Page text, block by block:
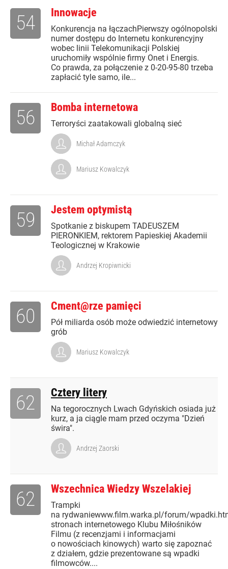
Innowacje
Konkurencja na łączachPierwszy ogólnopolski
numer dostępu do Internetu konkurencyjny
wobec linii Telekomunikacji Polskiej
uruchomiły wspólnie firmy Onet i Energis.
Co prawda, za połączenie z 0-20-95-80 trzeba
zapłacić tyle samo, ile...
54
Bomba internetowa
Terroryści zaatakowali globalną sieć
56
Michał Adamczyk
Mariusz Kowalczyk
Jestem optymistą
Spotkanie z biskupem TADEUSZEM
PIERONKIEM, rektorem Papieskiej Akademii
Teologicznej w Krakowie
59
Andrzej Kropiwnicki
Cment@rze pamięci
Pół miliarda osób może odwiedzić internetowy
grób
60
Mariusz Kowalczyk
Cztery litery
Na tegorocznych Lwach Gdyńskich osiada już
kurz, a ja ciągle mam przed oczyma "Dzień
świra".
62
Andrzej Zaorski
Wszechnica Wiedzy Wszelakiej
Trampki
na rydwaniewww.film.warka.pl/forum/
stronach internetowego Klubu Miłośników
Filmu (z recenzjami i informacjami
o nowościach kinowych) warto się zapoznać
z działem, gdzie prezentowane są wpadki
filmowców....
62